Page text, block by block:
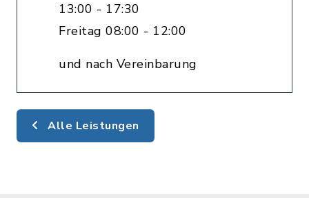
13:00 - 17:30
Freitag 08:00 - 12:00
und nach Vereinbarung
Alle Leistungen